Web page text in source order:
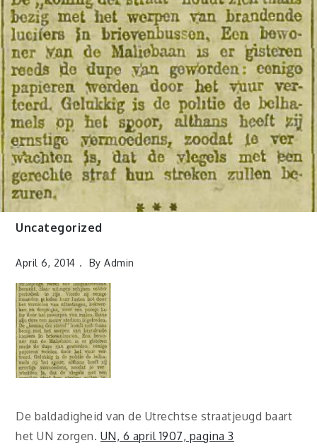
Uncategorized
April 6, 2014 ByAdmin
De baldadigheid van de Utrechtse straatjeugd baart
het UN zorgen. UN, 6 april 1907, pagina 3